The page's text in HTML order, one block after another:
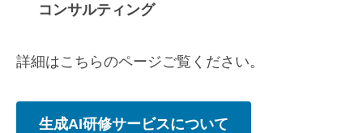
コンサルティング
詳細はこちらのページご覧ください。
生成AI研修サービスについて